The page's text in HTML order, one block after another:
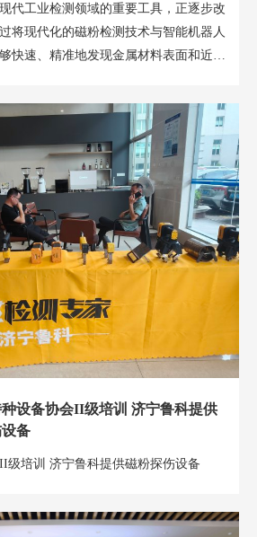
代工业检测领域的重要工具，正逐步改
将现代化的磁粉检测技术与智能机器人
快速、精准地发现金属材料表面和近表
种设备协会II级培训 济宁鲁科提供
备
级培训 济宁鲁科提供磁粉探伤设备